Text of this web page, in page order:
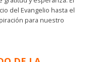
del Evangelio hasta el
para nuestro